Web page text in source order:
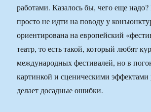
работами. Казалось бы, чего еще
просто не идти на поводу у
ориентирована на европейский
театр, то есть такой, который любят
международных фестивалей, но в
картинкой и сценическими эффектами
делает досадные ошибки.